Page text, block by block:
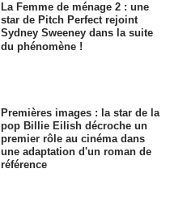
La Femme de ménage 2 : une
star de Pitch Perfect rejoint
Sydney Sweeney dans la suite
du phénomène !
Premières images : la star de la
pop Billie Eilish décroche un
premier rôle au cinéma dans
une adaptation d'un roman de
référence